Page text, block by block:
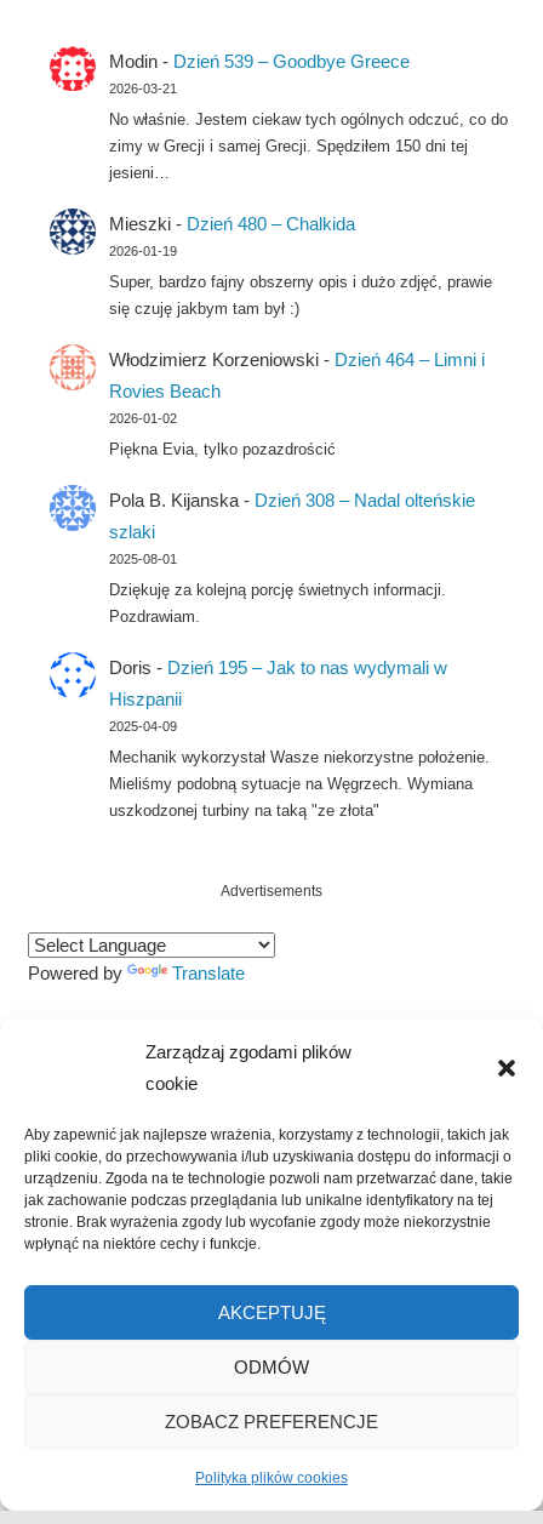
Zarządzaj zgodami plików
cookie
Aby zapewnić jak najlepsze wrażenia, korzystamy z technologii, takich jak
pliki cookie, do przechowywania i/lub uzyskiwania dostępu do informacji o
urządzeniu. Zgoda na te technologie pozwoli nam przetwarzać dane, takie
jak zachowanie podczas przeglądania lub unikalne identyfikatory na tej
stronie. Brak wyrażenia zgody lub wycofanie zgody może niekorzystnie
wpłynąć na niektóre cechy i funkcje.
AKCEPTUJĘ
ODMÓW
ZOBACZ PREFERENCJE
Polityka plików cookies
Modin - Dzień 539 – Goodbye Greece
2026-03-21
No właśnie. Jestem ciekaw tych ogólnych odczuć, co do
zimy w Grecji i samej Grecji. Spędziłem 150 dni tej
jesieni…
Mieszki - Dzień 480 – Chalkida
2026-01-19
Super, bardzo fajny obszerny opis i dużo zdjęć, prawie
się czuję jakbym tam był :)
Włodzimierz Korzeniowski - Dzień 464 – Limni i
Rovies Beach
2026-01-02
Piękna Evia, tylko pozazdrościć
Pola B. Kijanska - Dzień 308 – Nadal olteńskie
szlaki
2025-08-01
Dziękuję za kolejną porcję świetnych informacji.
Pozdrawiam.
Doris - Dzień 195 – Jak to nas wydymali w
Hiszpanii
2025-04-09
Mechanik wykorzystał Wasze niekorzystne położenie.
Mieliśmy podobną sytuacje na Węgrzech. Wymiana
uszkodzonej turbiny na taką "ze złota"
Advertisements
Powered by Translate
Kliknij, żeby zaakceptować marketing
pliki cookies i włączyć tę treść